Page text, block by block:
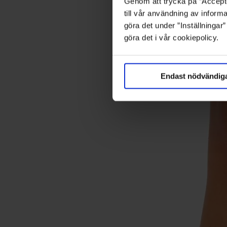
till vår användning av
göra det under
göra det i vår cookiepolicy.
Endast